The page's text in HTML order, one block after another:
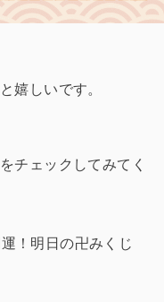
嬉しいです。
チェックしてみてく
！明日の卍みくじ